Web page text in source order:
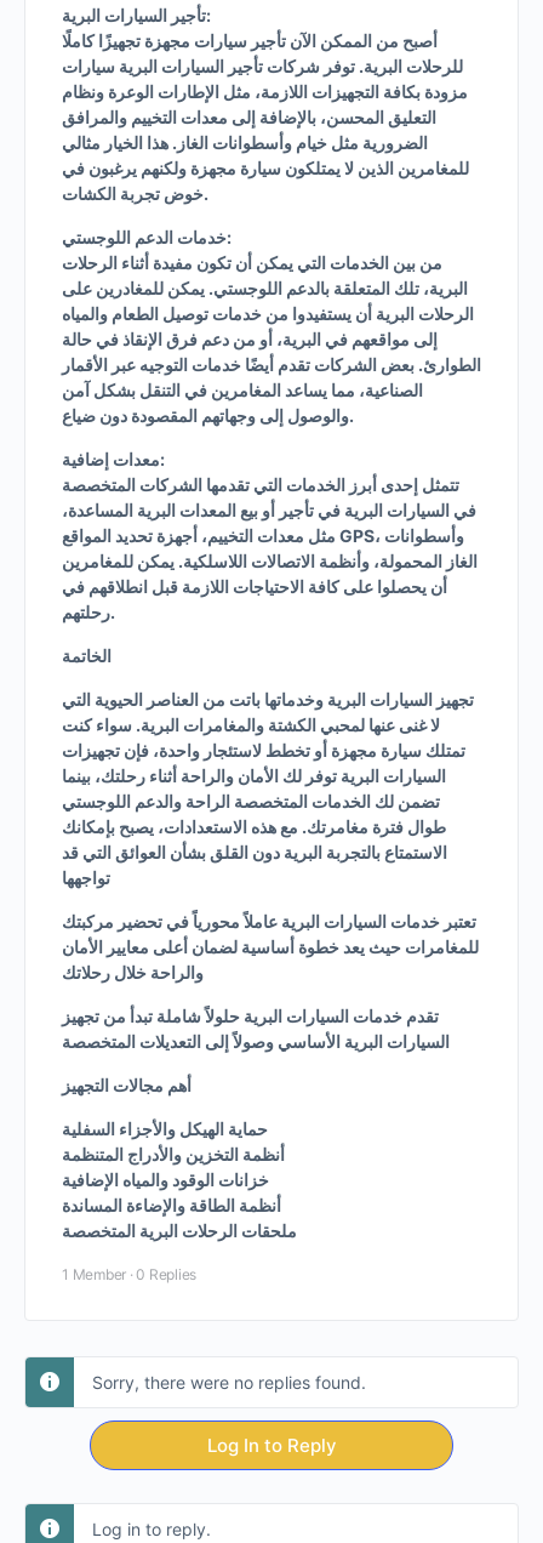
تأجير السيارات البرية:
أصبح من الممكن الآن تأجير سيارات مجهزة تجهيزًا كاملًا
للرحلات البرية. توفر شركات تأجير السيارات البرية سيارات
مزودة بكافة التجهيزات اللازمة، مثل الإطارات الوعرة ونظام
التعليق المحسن، بالإضافة إلى معدات التخييم والمرافق
الضرورية مثل خيام وأسطوانات الغاز. هذا الخيار مثالي
للمغامرين الذين لا يمتلكون سيارة مجهزة ولكنهم يرغبون في
خوض تجربة الكشات.
خدمات الدعم اللوجستي:
من بين الخدمات التي يمكن أن تكون مفيدة أثناء الرحلات
البرية، تلك المتعلقة بالدعم اللوجستي. يمكن للمغادرين على
الرحلات البرية أن يستفيدوا من خدمات توصيل الطعام والمياه
إلى مواقعهم في البرية، أو من دعم فرق الإنقاذ في حالة
الطوارئ. بعض الشركات تقدم أيضًا خدمات التوجيه عبر الأقمار
الصناعية، مما يساعد المغامرين في التنقل بشكل آمن
والوصول إلى وجهاتهم المقصودة دون ضياع.
معدات إضافية:
تتمثل إحدى أبرز الخدمات التي تقدمها الشركات المتخصصة
في السيارات البرية في تأجير أو بيع المعدات البرية المساعدة،
مثل معدات التخييم، أجهزة تحديد المواقع GPS، وأسطوانات
الغاز المحمولة، وأنظمة الاتصالات اللاسلكية. يمكن للمغامرين
أن يحصلوا على كافة الاحتياجات اللازمة قبل انطلاقهم في
رحلتهم.
الخاتمة
تجهيز السيارات البرية وخدماتها باتت من العناصر الحيوية التي
لا غنى عنها لمحبي الكشتة والمغامرات البرية. سواء كنت
تمتلك سيارة مجهزة أو تخطط لاستئجار واحدة، فإن تجهيزات
السيارات البرية توفر لك الأمان والراحة أثناء رحلتك، بينما
تضمن لك الخدمات المتخصصة الراحة والدعم اللوجستي
طوال فترة مغامرتك. مع هذه الاستعدادات، يصبح بإمكانك
الاستمتاع بالتجربة البرية دون القلق بشأن العوائق التي قد
تواجهها
تعتبر خدمات السيارات البرية عاملاً محورياً في تحضير مركبتك
للمغامرات حيث يعد خطوة أساسية لضمان أعلى معايير الأمان
والراحة خلال رحلاتك
تقدم خدمات السيارات البرية حلولاً شاملة تبدأ من تجهيز
السيارات البرية الأساسي وصولاً إلى التعديلات المتخصصة
أهم مجالات التجهيز
حماية الهيكل والأجزاء السفلية
أنظمة التخزين والأدراج المتنظمة
خزانات الوقود والمياه الإضافية
أنظمة الطاقة والإضاءة المساندة
ملحقات الرحلات البرية المتخصصة
1 Member · 0 Replies
Sorry, there were no replies found.
Log In to Reply
Log in to reply.